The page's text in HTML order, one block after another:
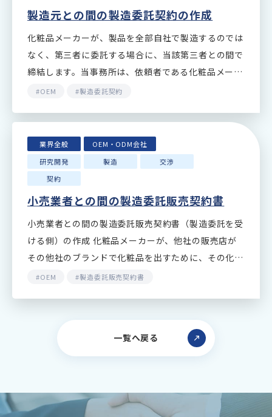
製造元との間の製造委託契約の作成
化粧品メーカーが、製品を全部自社で製造するのでは
なく、第三者に委託する場合に、当該第三者との間で
締結します。当事務所は、依頼者である化粧品メーカ
ーを代理して、製造業者との間でこの製造委託契約案
#OEM #製造委託契約
業界全般
OEM・ODM会社
研究開発
製造
交渉
契約
小売業者との間の製造委託販売契約書
小売業者との間の製造委託販売契約書（製造委託を受
ける側）の作成 化粧品メーカーが、他社の販売店が
その他社のブランドで化粧品を出すために、その化粧
品の製造の委託を受ける場合があります。いわゆるO
#OEM #製造委託販売契約書
一覧へ戻る